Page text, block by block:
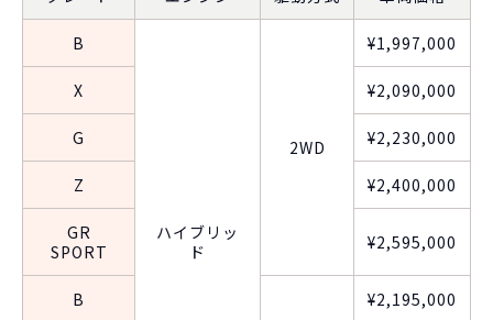
B
ハイブリッ
ド
2WD
¥1,997,000
X ¥2,090,000
G ¥2,230,000
Z ¥2,400,000
GR
SPORT
¥2,595,000
B ¥2,195,000